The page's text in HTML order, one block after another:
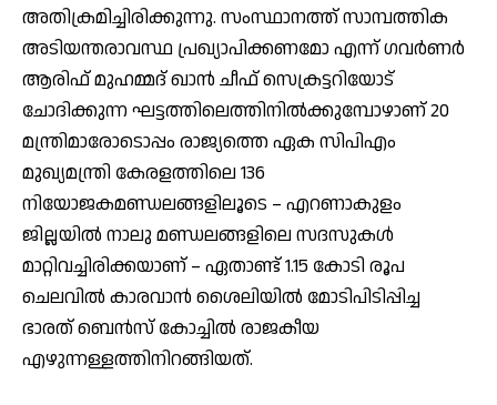
അതിക്രമിച്ചിരിക്കുന്നു. സംസ്ഥാനത്ത് സാമ്പത്തിക
അടിയന്തരാവസ്ഥ പ്രഖ്യാപിക്കണമോ എന്ന് ഗവര്‍ണര്‍
ആരിഫ് മുഹമ്മദ് ഖാന്‍ ചീഫ് സെക്രട്ടറിയോട്
ചോദിക്കുന്ന ഘട്ടത്തിലെത്തിനില്‍ക്കുമ്പോഴാണ് 20
മന്ത്രിമാരോടൊപ്പം രാജ്യത്തെ ഏക സിപിഎം
മുഖ്യമന്ത്രി കേരളത്തിലെ 136
നിയോജകമണ്ഡലങ്ങളിലൂടെ – എറണാകുളം
ജില്ലയില്‍ നാലു മണ്ഡലങ്ങളിലെ സദസുകള്‍
മാറ്റിവച്ചിരിക്കയാണ് – ഏതാണ്ട് 1.15 കോടി രൂപ
ചെലവില്‍ കാരവാന്‍ ശൈലിയില്‍ മോടിപിടിപ്പിച്ച
ഭാരത് ബെന്‍സ് കോച്ചില്‍ രാജകീയ
എഴുന്നള്ളത്തിനിറങ്ങിയത്.